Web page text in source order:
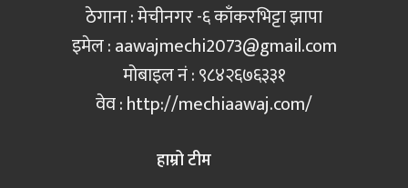
ठेगाना : मेचीनगर -६ काँकरभिट्टा झापा
इमेल :aawajmechi2073@gmail.com
मोबाइल नं‍ : ९८४२६७६३३१
वेव : http://mechiaawaj.com/
हाम्रो टीम